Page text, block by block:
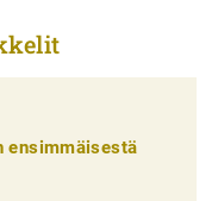
ensimmäisestä